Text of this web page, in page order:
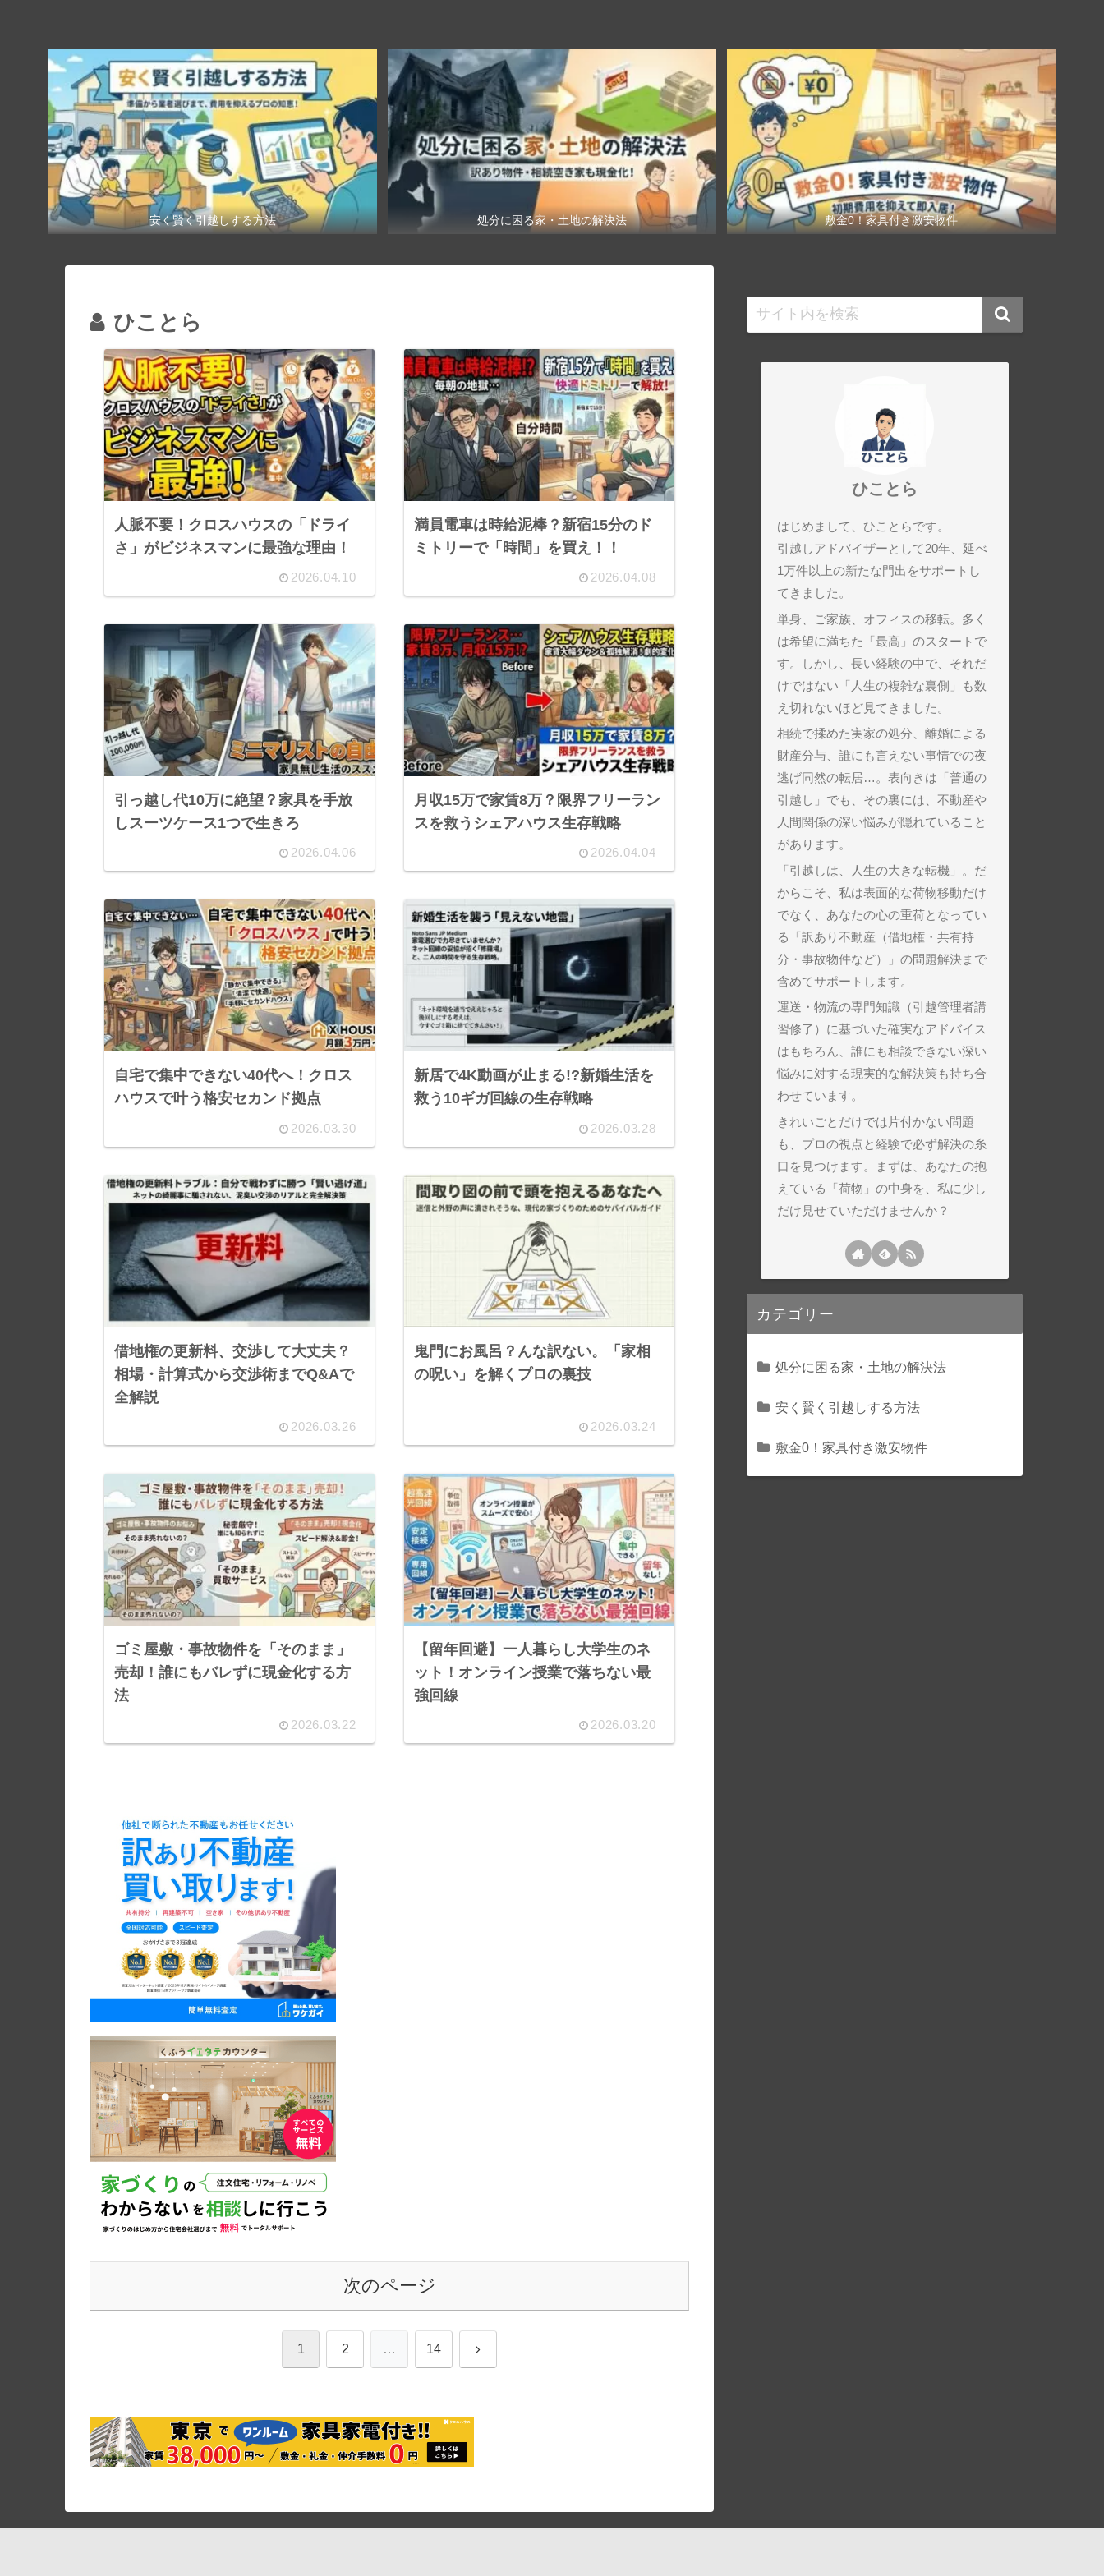
安く賢く引越しする方法 処分に困る家・土地の解決法 敷金0！家具付き激安物件
ひことら
人脈不要！クロスハウスの「ドライ
さ」がビジネスマンに最強な理由！
2026.04.10
満員電車は時給泥棒？新宿15分のド
ミトリーで「時間」を買え！！
2026.04.08
引っ越し代10万に絶望？家具を手放
しスーツケース1つで生きろ
2026.04.06
月収15万で家賃8万？限界フリーラン
スを救うシェアハウス生存戦略
2026.04.04
自宅で集中できない40代へ！クロス
ハウスで叶う格安セカンド拠点
2026.03.30
新居で4K動画が止まる!?新婚生活を
救う10ギガ回線の生存戦略
2026.03.28
借地権の更新料、交渉して大丈夫？
相場・計算式から交渉術までQ&Aで
全解説
2026.03.26
鬼門にお風呂？んな訳ない。「家相
の呪い」を解くプロの裏技
2026.03.24
ゴミ屋敷・事故物件を「そのまま」
売却！誰にもバレずに現金化する方
法
2026.03.22
【留年回避】一人暮らし大学生のネ
ット！オンライン授業で落ちない最
強回線
2026.03.20
次のページ
1 2 … 14 次
ひことら
はじめまして、ひことらです。
引越しアドバイザーとして20年、延べ
1万件以上の新たな門出をサポートし
てきました。
単身、ご家族、オフィスの移転。多く
は希望に満ちた「最高」のスタートで
す。しかし、長い経験の中で、それだ
けではない「人生の複雑な裏側」も数
え切れないほど見てきました。
相続で揉めた実家の処分、離婚による
財産分与、誰にも言えない事情での夜
逃げ同然の転居…。表向きは「普通の
引越し」でも、その裏には、不動産や
人間関係の深い悩みが隠れていること
があります。
「引越しは、人生の大きな転機」。だ
からこそ、私は表面的な荷物移動だけ
でなく、あなたの心の重荷となってい
る「訳あり不動産（借地権・共有持
分・事故物件など）」の問題解決まで
含めてサポートします。
運送・物流の専門知識（引越管理者講
習修了）に基づいた確実なアドバイス
はもちろん、誰にも相談できない深い
悩みに対する現実的な解決策も持ち合
わせています。
きれいごとだけでは片付かない問題
も、プロの視点と経験で必ず解決の糸
口を見つけます。まずは、あなたの抱
えている「荷物」の中身を、私に少し
だけ見せていただけませんか？
カテゴリー
処分に困る家・土地の解決法
安く賢く引越しする方法
敷金0！家具付き激安物件